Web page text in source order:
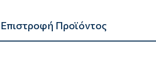
Επιστροφή Προϊόντος